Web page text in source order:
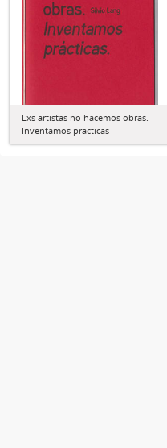
Lxs artistas no hacemos obras.
Inventamos prácticas